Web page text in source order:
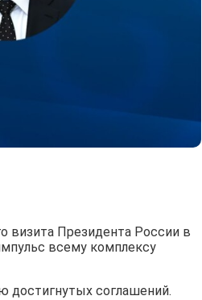
визита Президента России в
всему комплексу
достигнутых соглашений.